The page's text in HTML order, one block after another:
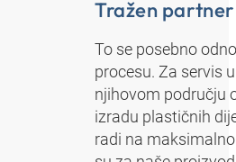
Tražen
To se posebno
procesu. Za servis
njihovom području
izradu plastičnih
radi na